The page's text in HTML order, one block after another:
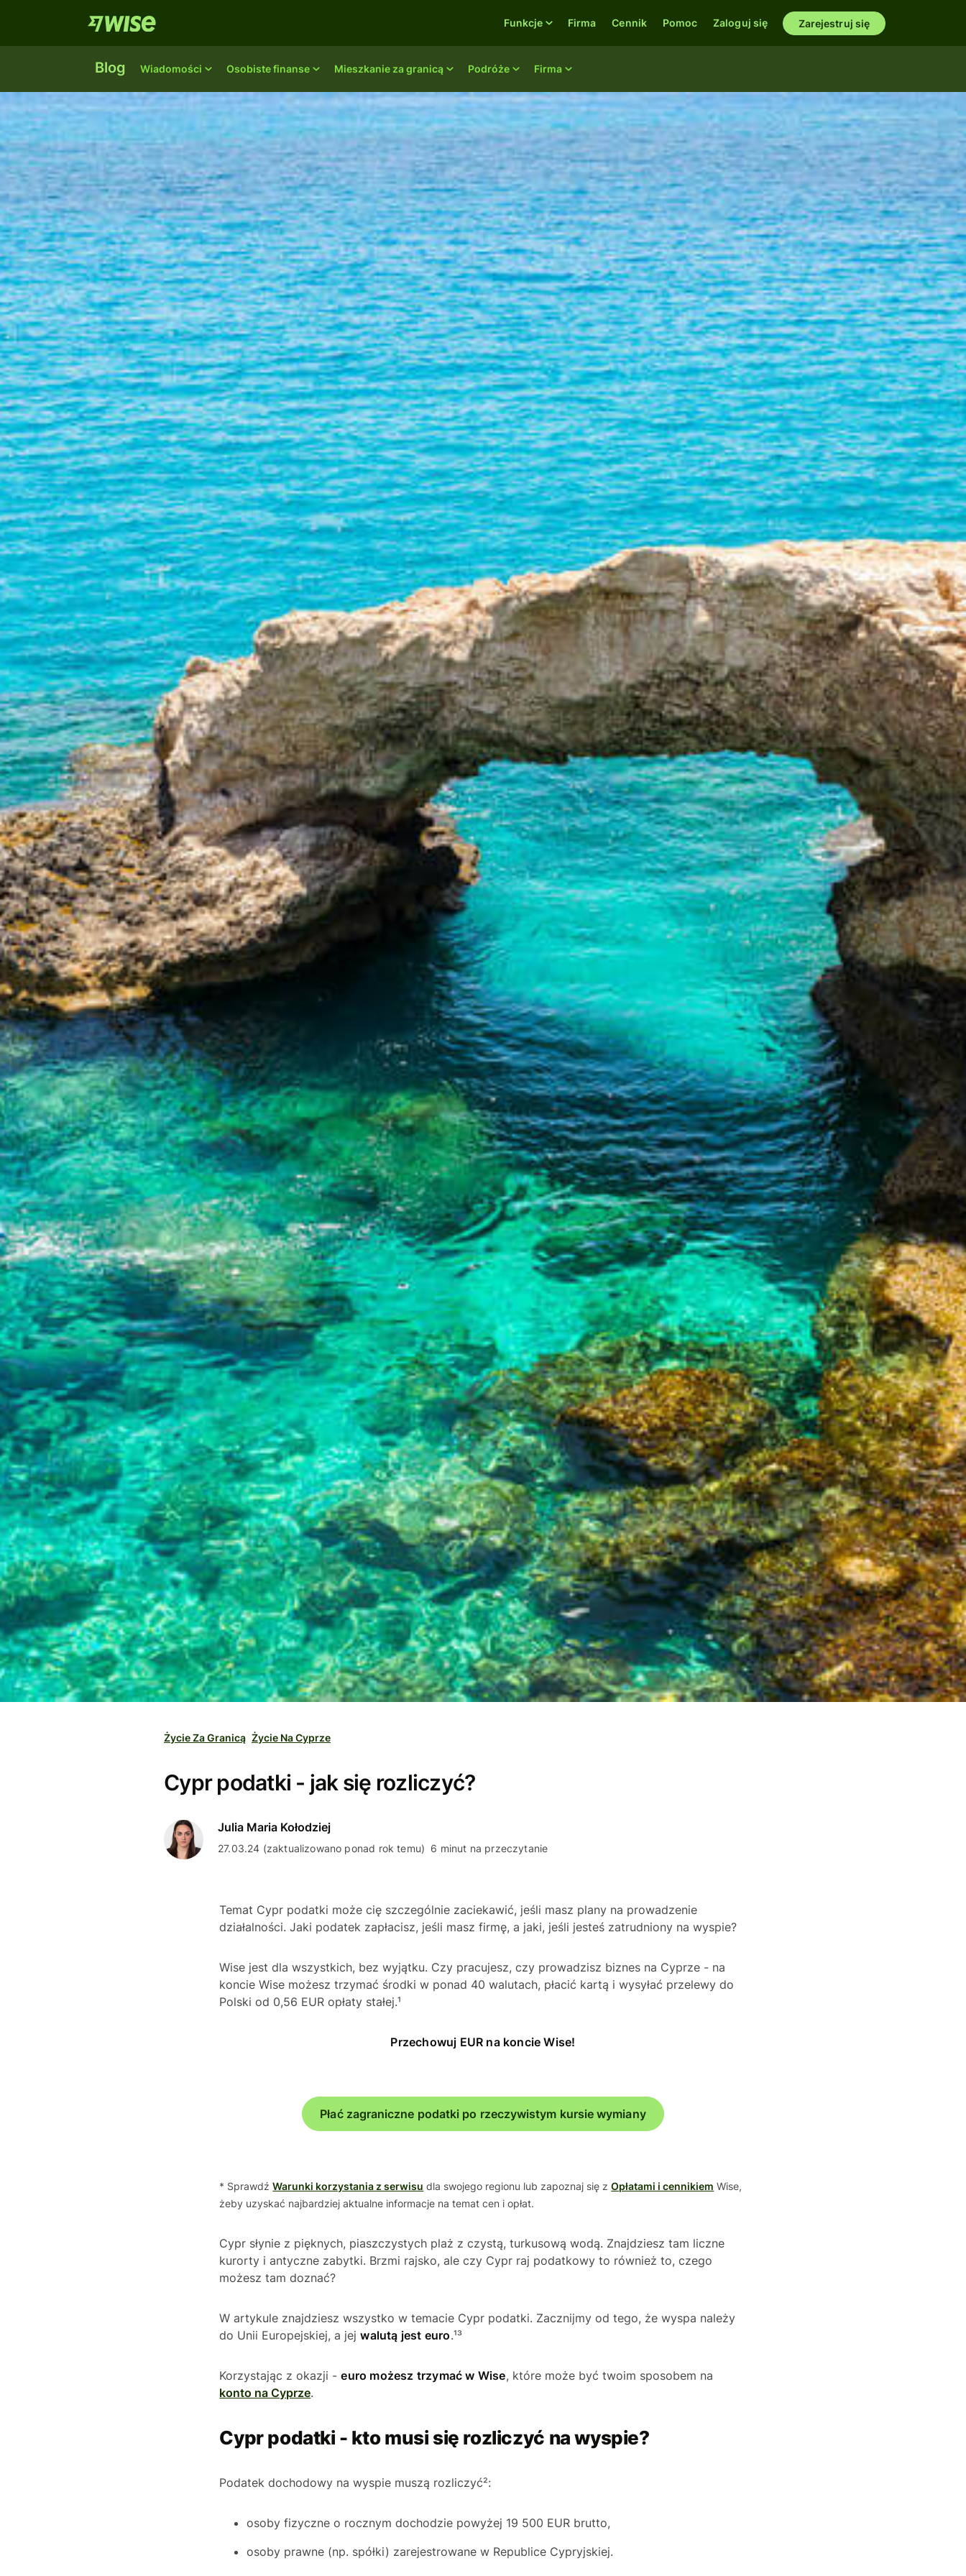
Blog Wiadomości Osobiste finanse Mieszkanie za granicą Podróże Firma
Funkcje Firma Cennik Pomoc Zaloguj się Zarejestruj się
Życie Za Granicą Życie Na Cyprze
Cypr podatki - jak się rozliczyć?
Julia Maria Kołodziej
27.03.24 (zaktualizowano ponad rok temu) 6 minut na przeczytanie
Temat Cypr podatki może cię szczególnie zaciekawić, jeśli masz plany na prowadzenie
działalności. Jaki podatek zapłacisz, jeśli masz firmę, a jaki, jeśli jesteś zatrudniony na wyspie?
Wise jest dla wszystkich, bez wyjątku. Czy pracujesz, czy prowadzisz biznes na Cyprze - na
koncie Wise możesz trzymać środki w ponad 40 walutach, płacić kartą i wysyłać przelewy do
Polski od 0,56 EUR opłaty stałej.¹
Przechowuj EUR na koncie Wise!
Płać zagraniczne podatki po rzeczywistym kursie wymiany
* SprawdźWarunki korzystania z serwisu dla swojego regionu lub zapoznaj się zOpłatami i cennikiem Wise,
żeby uzyskać najbardziej aktualne informacje na temat cen i opłat.
Cypr słynie z pięknych, piaszczystych plaż z czystą, turkusową wodą. Znajdziesz tam liczne
kurorty i antyczne zabytki. Brzmi rajsko, ale czy Cypr raj podatkowy to również to, czego
możesz tam doznać?
W artykule znajdziesz wszystko w temacie Cypr podatki. Zacznijmy od tego, że wyspa należy
do Unii Europejskiej, a jejwalutą jest euro.¹³
Korzystając z okazji -euro możesz trzymać w Wise, które może być twoim sposobem na
konto na Cyprze.
Cypr podatki - kto musi się rozliczyć na wyspie?
Podatek dochodowy na wyspie muszą rozliczyć²:
osoby fizyczne o rocznym dochodzie powyżej 19 500 EUR brutto,
osoby prawne (np. spółki) zarejestrowane w Republice Cypryjskiej.